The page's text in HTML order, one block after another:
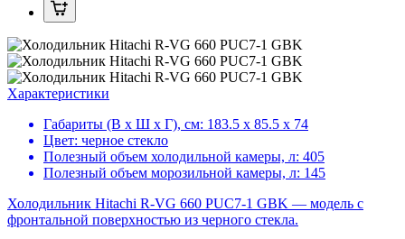
Характеристики
Габариты (В х Ш х Г), см: 183.5 х 85.5 х 74
Цвет: черное стекло
Полезный объем холодильной камеры, л: 405
Полезный объем морозильной камеры, л: 145
Холодильник Hitachi R-VG 660 PUC7-1 GBK — модель с
фронтальной поверхностью из черного стекла.